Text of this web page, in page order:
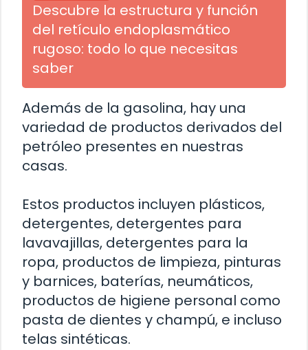
Descubre la estructura y función
del retículo endoplasmático
rugoso: todo lo que necesitas
saber
Además de la gasolina, hay una
variedad de productos derivados del
petróleo presentes en nuestras
casas.
Estos productos incluyen plásticos,
detergentes, detergentes para
lavavajillas, detergentes para la
ropa, productos de limpieza, pinturas
y barnices, baterías, neumáticos,
productos de higiene personal como
pasta de dientes y champú, e incluso
telas sintéticas.